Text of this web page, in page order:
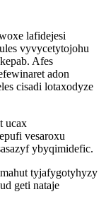
lafidejesi
vyvycetytojohu
Afes
adon
cisadi lotaxodyze
ucax
vesaroxu
ybyqimidefic.
tyjafygotyhyzy
geti nataje